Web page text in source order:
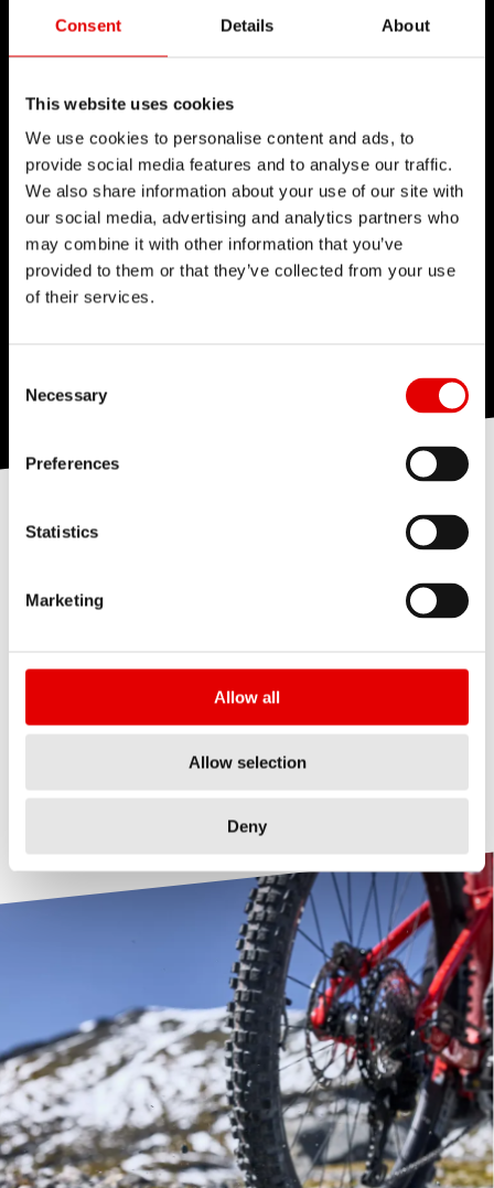
Consent Details About
This website uses cookies
We use cookies to personalise content and ads, to
provide social media features and to analyse our traffic.
We also share information about your use of our site with
our social media, advertising and analytics partners who
may combine it with other information that you’ve
provided to them or that they’ve collected from your use
of their services.
Necessary
Preferences
Statistics
Marketing
Allow all
Allow selection
Deny
碳纤维轮组曾经是山地车界最前卫的产品，如今它们几乎随
轮组性能，DT Swiss 必须打破常规。使用业内独一无二的轮
圈制造工艺，透过最大限度的碳纤叠层压缩，确保轮圈轻盈
保最高品质。此工艺打造的轮圈，出模即成品，无需再进行
表面修饰。除了使用这种先进工艺，我们还根据每种骑乘风
格进行专属的零件调整，对系统进行最精密的调校，满足您
的最高期望。 1200系列轮组专为不断追求进步、勇于打破常